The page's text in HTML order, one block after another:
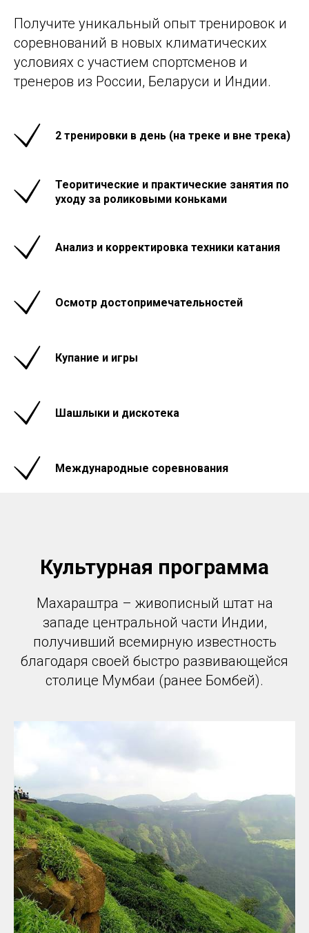
Получите уникальный опыт тренировок и
соревнований в новых климатических
условиях с участием спортсменов и
тренеров из России, Беларуси и Индии.
2 тренировки в день (на треке и вне трека)
Теоритические и практические занятия по
уходу за роликовыми коньками
Анализ и корректировка техники катания
Осмотр достопримечательностей
Купание и игры
Шашлыки и дискотека
Международные соревнования
Культурная программа
Махараштра – живописный штат на
западе центральной части Индии,
получивший всемирную известность
благодаря своей быстро развивающейся
столице Мумбаи (ранее Бомбей).